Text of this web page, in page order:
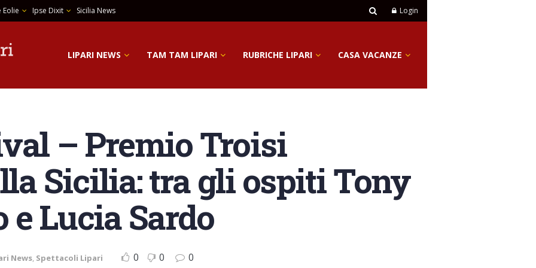
Eolie Ipse Dixit Sicilia News Login
LIPARI NEWS TAM TAM LIPARI RUBRICHE LIPARI CASA VACANZE
– Premio Troisi
Sicilia: tra gli ospiti Tony
e Lucia Sardo
News, Spettacoli Lipari 0 0 0